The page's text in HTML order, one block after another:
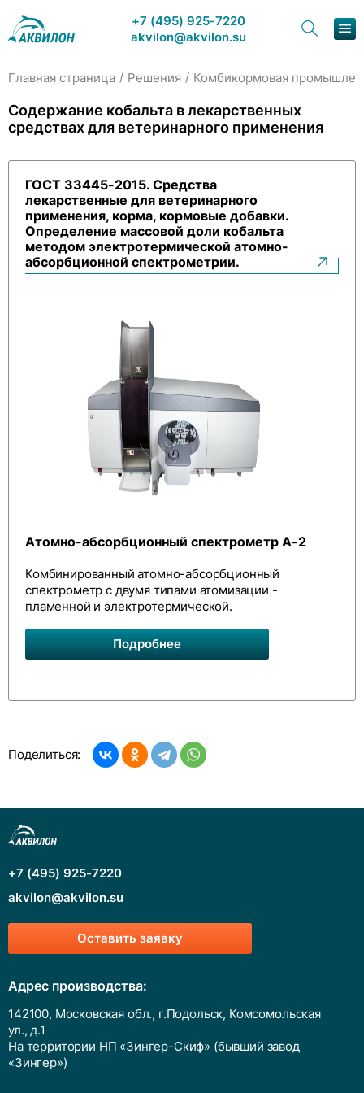
+7 (495) 925-7220
akvilon@akvilon.su
Хроматография
Сервис и ремонт
Главная страница / Решения / Комбикормовая
Содержание кобальта в лекарственных
средствах для ветеринарного применения
ГОСТ 33445-2015. Средства
лекарственные для ветеринарного
применения, корма, кормовые добавки.
Определение массовой доли кобальта
методом электротермической атомно-
абсорбционной спектрометрии.
Атомно-абсорбционный спектрометр А-2
Комбинированный атомно-абсорбционный
спектрометр с двумя типами атомизации -
пламенной и электротермической.
Подробнее
Поделиться:
Оставить заявку
+7 (495) 925-7220
akvilon@akvilon.su
Адрес производства:
142100, Московская обл., г.Подольск, Комсомольская
ул., д.1
На территории НП «Зингер-Скиф» (бывший завод
«Зингер»)